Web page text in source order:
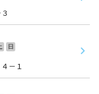
日
－１